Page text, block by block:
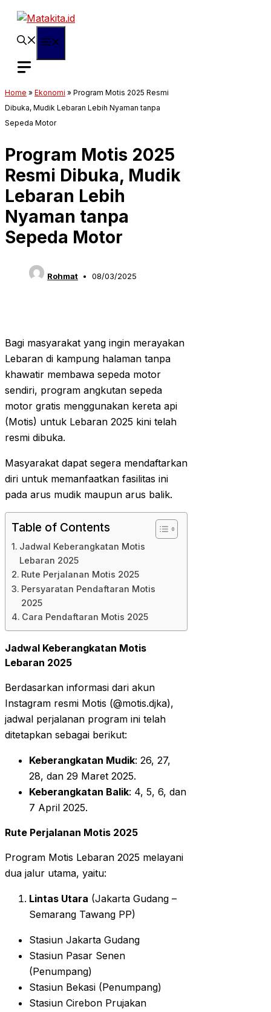
Langsung
Home » Ekonomi » Program Motis 2025 Resmi
Dibuka, Mudik Lebaran Lebih Nyaman tanpa
Sepeda Motor
Program Motis 2025
Resmi Dibuka, Mudik
Lebaran Lebih
Nyaman tanpa
Sepeda Motor
Rohmat 08/03/2025
Bagi masyarakat yang ingin merayakan
Lebaran di kampung halaman tanpa
khawatir membawa sepeda motor
sendiri, program angkutan sepeda
motor gratis menggunakan kereta api
(Motis) untuk Lebaran 2025 kini telah
resmi dibuka.
Masyarakat dapat segera mendaftarkan
diri untuk memanfaatkan fasilitas ini
pada arus mudik maupun arus balik.
Table of Contents
Jadwal Keberangkatan Motis
Lebaran 2025
Rute Perjalanan Motis 2025
Persyaratan Pendaftaran Motis
2025
Cara Pendaftaran Motis 2025
Jadwal Keberangkatan Motis
Lebaran 2025
Berdasarkan informasi dari akun
Instagram resmi Motis (@motis.djka),
jadwal perjalanan program ini telah
ditetapkan sebagai berikut:
Keberangkatan Mudik: 26, 27,
28, dan 29 Maret 2025.
Keberangkatan Balik: 4, 5, 6, dan
7 April 2025.
Rute Perjalanan Motis 2025
Program Motis Lebaran 2025 melayani
dua jalur utama, yaitu:
Lintas Utara (Jakarta Gudang –
Semarang Tawang PP)
Stasiun Jakarta Gudang
Stasiun Pasar Senen
(Penumpang)
Stasiun Bekasi (Penumpang)
Stasiun Cirebon Prujakan